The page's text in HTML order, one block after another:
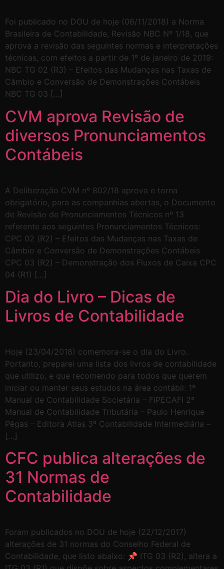
Foi publicado no DOU de hoje (06/11/2018) a Norma
Brasileira de Contabilidade, Revisão NBC Nº 1/18, que
aprova a revisão das seguintes normas e interpretações
técnicas, com efeitos a partir de 1º de janeiro de 2019:
NBC TG 02 (R3) – Efeitos das Mudanças nas Taxas de
Câmbio e Conversão de Demonstrações Contábeis
NBC TG 03 […]
CVM aprova Revisão de
diversos Pronunciamentos
Contábeis
A Deliberação CVM nº 802/18 aprova e torna
obrigatório, para as companhias abertas, o Documento
de Revisão de Pronunciamentos Técnicos nº 13
referente aos seguintes Pronunciamentos Técnicos:
CPC 02 (R2) – Efeitos das Mudanças nas Taxas de
Câmbio e Conversão de Demonstrações Contábeis
CPC 03 (R2) – Demonstração dos Fluxos de Caixa CPC
04 (R1) […]
Dia do Livro – Dicas de
Livros de Contabilidade
Hoje (23/04/2018) comemora-se o dia do Livro.
Portanto, preparei uma lista dos livros de contabilidade
que utilizo, e que recomendo para todos que querem
iniciar ou manter seus estudos na área contábil: 1º
Manual de Contabilidade Societária – FIPECAFI 2º
Manual de Contabilidade Tributária – Paulo Henrique
Pêgas – Editora Atlas 3º Contabilidade Intermediária –
[…]
CFC publica alterações de
31 Normas de
Contabilidade
Foram publicados no DOU de hoje (22/12/2017)
alterações de 31 normas do Conselho Federal de
Contabilidade, que listo abaixo: 📌 ITG 03 (R2), altera a